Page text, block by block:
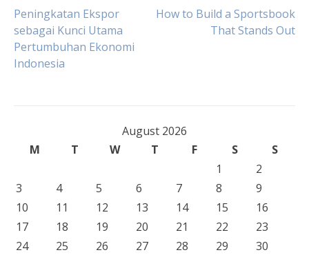
Post
navigation
Peningkatan Ekspor
sebagai Kunci Utama
Pertumbuhan Ekonomi
Indonesia
How to Build a Sportsbook
That Stands Out
August 2026
M
T W T F S
S
1
2
3
4 5 6 7 8
9
10
11 12 13 14 15
16
17
18 19 20 21 22
23
24
25 26 27 28 29
30